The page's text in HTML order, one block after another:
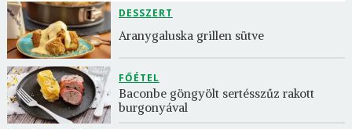
DESSZERT
Aranygaluska grillen sütve
FŐÉTEL
Baconbe göngyölt sertésszűz rakott
burgonyával